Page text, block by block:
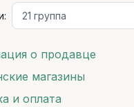
о продавце
магазины
и оплата